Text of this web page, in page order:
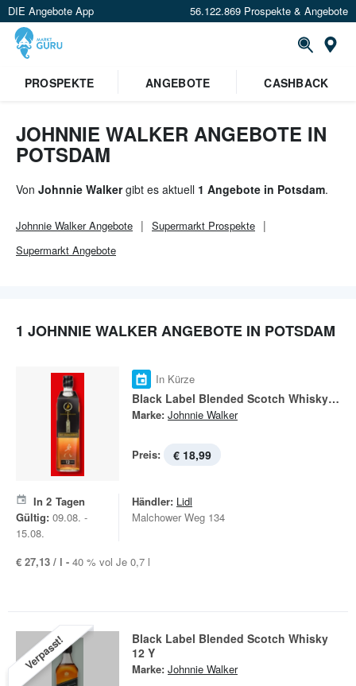
DIE Angebote App 56.122.869 Prospekte & Angebote
PROSPEKTE ANGEBOTE CASHBACK
JOHNNIE WALKER ANGEBOTE IN
POTSDAM
Von Johnnie Walkergibt es aktuell 1 Angebote in Potsdam.
Johnnie WalkerAngebote Supermarkt Prospekte
Supermarkt Angebote
1 JOHNNIE WALKER ANGEBOTE IN POTSDAM
In Kürze
Black Label Blended Scotch Whisky 12 Y
Marke: Johnnie Walker
Preis: € 18,99
In 2 Tagen
Gültig: 09.08. -
15.08.
Händler: Lidl
Malchower Weg 134
€ 27,13 / l - 40 % vol Je 0,7 l
Verpasst!
Black Label Blended Scotch Whisky
12 Y
Marke: Johnnie Walker